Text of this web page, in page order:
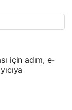
için adım, e-